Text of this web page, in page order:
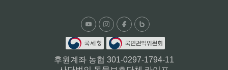
후원계좌 농협 301-0297-1794-11